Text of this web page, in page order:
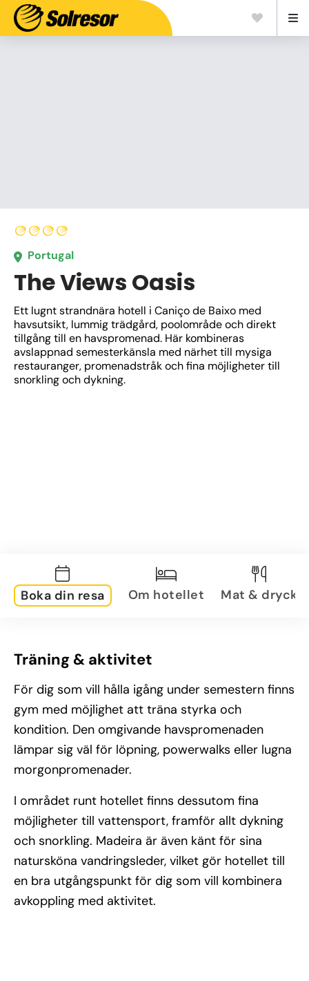
Portugal
The Views Oasis
Ett lugnt strandnära hotell i Caniço de Baixo med
havsutsikt, lummig trädgård, poolområde och direkt
tillgång till en havspromenad. Här kombineras
avslappnad semesterkänsla med närhet till mysiga
restauranger, promenadstråk och fina möjligheter till
snorkling och dykning.
Boka din resa Om hotellet Mat & dryck
Träning & aktivitet
För dig som vill hålla igång under semestern finns
gym med möjlighet att träna styrka och
kondition. Den omgivande havspromenaden
lämpar sig väl för löpning, powerwalks eller lugna
morgonpromenader.
I området runt hotellet finns dessutom fina
möjligheter till vattensport, framför allt dykning
och snorkling. Madeira är även känt för sina
natursköna vandringsleder, vilket gör hotellet till
en bra utgångspunkt för dig som vill kombinera
avkoppling med aktivitet.